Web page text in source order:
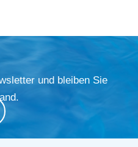
und bleiben Sie